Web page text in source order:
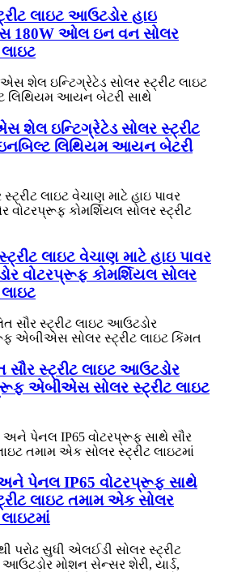
લાઇટ આઉટડોર હાઇ
180W ઓલ ઇન વન સોલર
શેલ ઇન્ટિગ્રેટેડ સોલર સ્ટ્રીટ
લિથિયમ આયન બેટરી
લાઇટ વેચાણ માટે હાઇ પાવર
વોટરપ્રૂફ કોમર્શિયલ સોલર
સૌર સ્ટ્રીટ લાઇટ આઉટડોર
એબીએસ સોલર સ્ટ્રીટ લાઇટ
પેનલ IP65 વોટરપ્રૂફ સાથે
લાઇટ તમામ એક સોલર